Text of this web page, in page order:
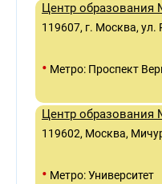
Центр образования
119607, г. Москва,
• Метро: Проспект
Центр образования
119602, Москва,
• Метро: Университет